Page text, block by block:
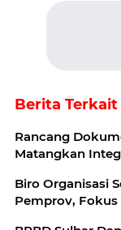
Berita Terkait
Rancang
Matangkan
Biro Organisasi
Pemprov, Fokus